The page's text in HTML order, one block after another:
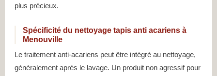
plus précieux.
Spécificité du nettoyage tapis anti acariens à
Menouville
Le traitement anti-acariens peut être intégré au nettoyage,
généralement après le lavage. Un produit non agressif pour